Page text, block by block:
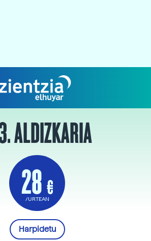
ALDIZKARIA
28 €
/URTEAN
Harpidetu